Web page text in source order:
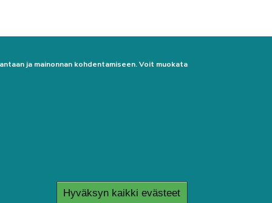
ja mainonnan kohdentamiseen. Voit muokata
Hyväksyn kaikki evästeet